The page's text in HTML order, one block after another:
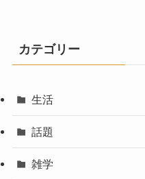
カテゴリー
生活
話題
雑学